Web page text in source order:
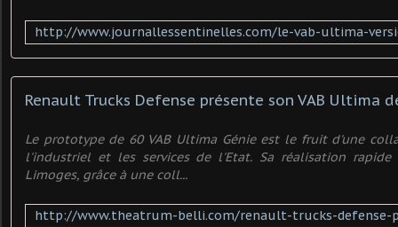
Renault Trucks Defense présente son VAB Ultima
Le prototype de 60 VAB Ultima Génie est le fruit d'une
l'industriel et les services de l'Etat. Sa réalisation
Limoges, grâce à une coll...